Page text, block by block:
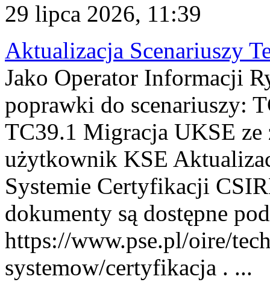
29 lipca 2026, 11:39
Aktualizacja Scenariuszy
Jako Operator Informacji
poprawki do scenariuszy:
TC39.1 Migracja UKSE
użytkownik KSE
Systemie Certyfikacji
dokumenty są dostępne
https://www.pse.pl/oire/
systemow/certyfikacja . ...